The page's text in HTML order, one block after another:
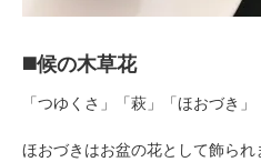
◼️候の木草花
「つゆくさ」「萩」「ほおづき」
ほおづきはお盆の花として飾ら